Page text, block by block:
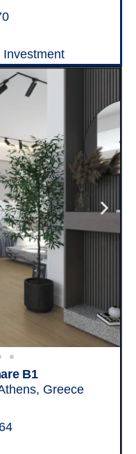
Investment
B1
Greece